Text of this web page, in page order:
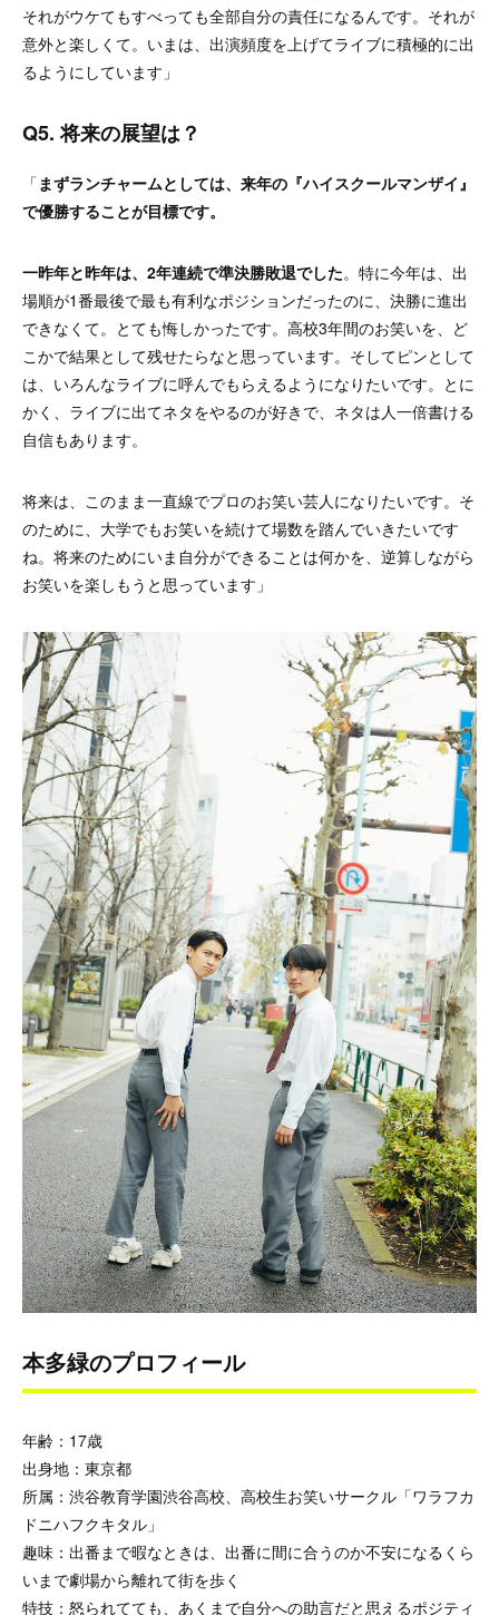
それがウケてもすべっても全部自分の責任になるんです。それが
意外と楽しくて。いまは、出演頻度を上げてライブに積極的に出
るようにしています 」
Q5. 将来の展望は？
「 まずランチャームとしては、来年の『ハイスクールマンザイ』
で優勝することが目標です。
一昨年と昨年は、 2年連続で準決勝敗退でした。特に今年は、出
場順が1番最後で最も有利なポジションだったのに、決勝に進出
できなくて。とても悔しかったです。高校3年間のお笑いを、ど
こかで結果として残せたらなと思っています。 そしてピンとして
は、いろんなライブに呼んでもらえるようになりたいです。とに
かく、ライブに出てネタをやるのが好きで、ネタは人一倍書ける
自信もあります。
将来は、このまま一直線でプロのお笑い芸人になりたいです。そ
のために、大学でもお笑いを続けて場数を踏んでいきたいです
ね。将来のためにいま自分ができることは何かを、逆算しながら
お笑いを楽しもうと思っています 」
本多緑のプロフィール
年齢：17歳
出身地：東京都
所属： 渋谷教育学園渋谷高校、高校生お笑いサークル「ワラフカ
ドニハフクキタル」
趣味： 出番まで暇なときは、出番に間に合うのか不安になるくら
いまで劇場から離れて街を歩く
特技： 怒られてても、あくまで自分への助言だと思えるポジティ